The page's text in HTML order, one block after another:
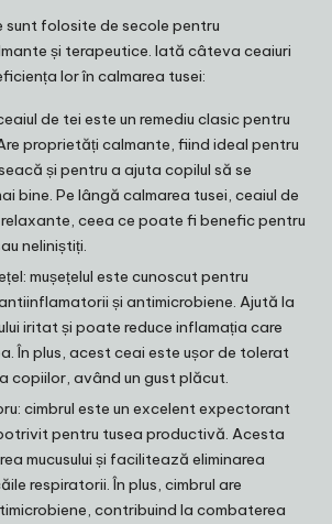
sunt folosite de secole pentru
și terapeutice. Iată câteva ceaiuri
lor în calmarea tusei:
de tei este un remediu clasic pentru
proprietăți calmante, fiind ideal pentru
și pentru a ajuta copilul să se
bine. Pe lângă calmarea tusei, ceaiul de
ceea ce poate fi benefic pentru
neliniștiți.
mușețelul este cunoscut pentru
și antimicrobiene. Ajută la
iritat și poate reduce inflamația care
În plus, acest ceai este ușor de tolerat
copiilor, având un gust plăcut.
cimbrul este un excelent expectorant
pentru tusea productivă. Acesta
mucusului și facilitează eliminarea
respiratorii. În plus, cimbrul are
contribuind la combaterea